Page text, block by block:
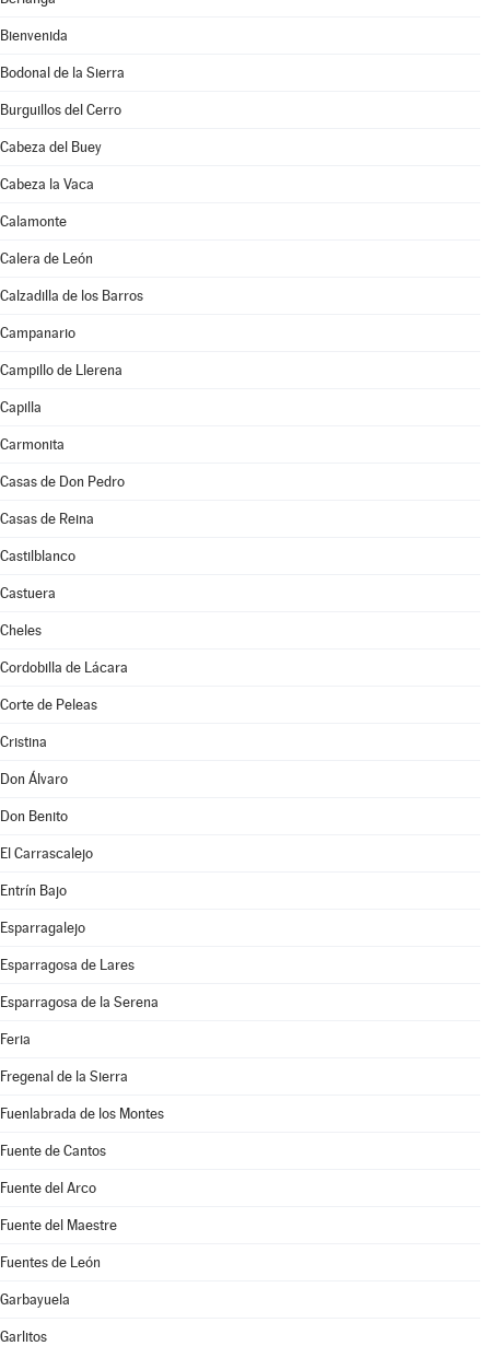
Bienvenida
Bodonal de la Sierra
Burguillos del Cerro
Cabeza del Buey
Cabeza la Vaca
Calamonte
Calera de León
Calzadilla de los Barros
Campanario
Campillo de Llerena
Capilla
Carmonita
Casas de Don Pedro
Casas de Reina
Castilblanco
Castuera
Cheles
Cordobilla de Lácara
Corte de Peleas
Cristina
Don Álvaro
Don Benito
El Carrascalejo
Entrín Bajo
Esparragalejo
Esparragosa de Lares
Esparragosa de la Serena
Feria
Fregenal de la Sierra
Fuenlabrada de los Montes
Fuente de Cantos
Fuente del Arco
Fuente del Maestre
Fuentes de León
Garbayuela
Garlitos